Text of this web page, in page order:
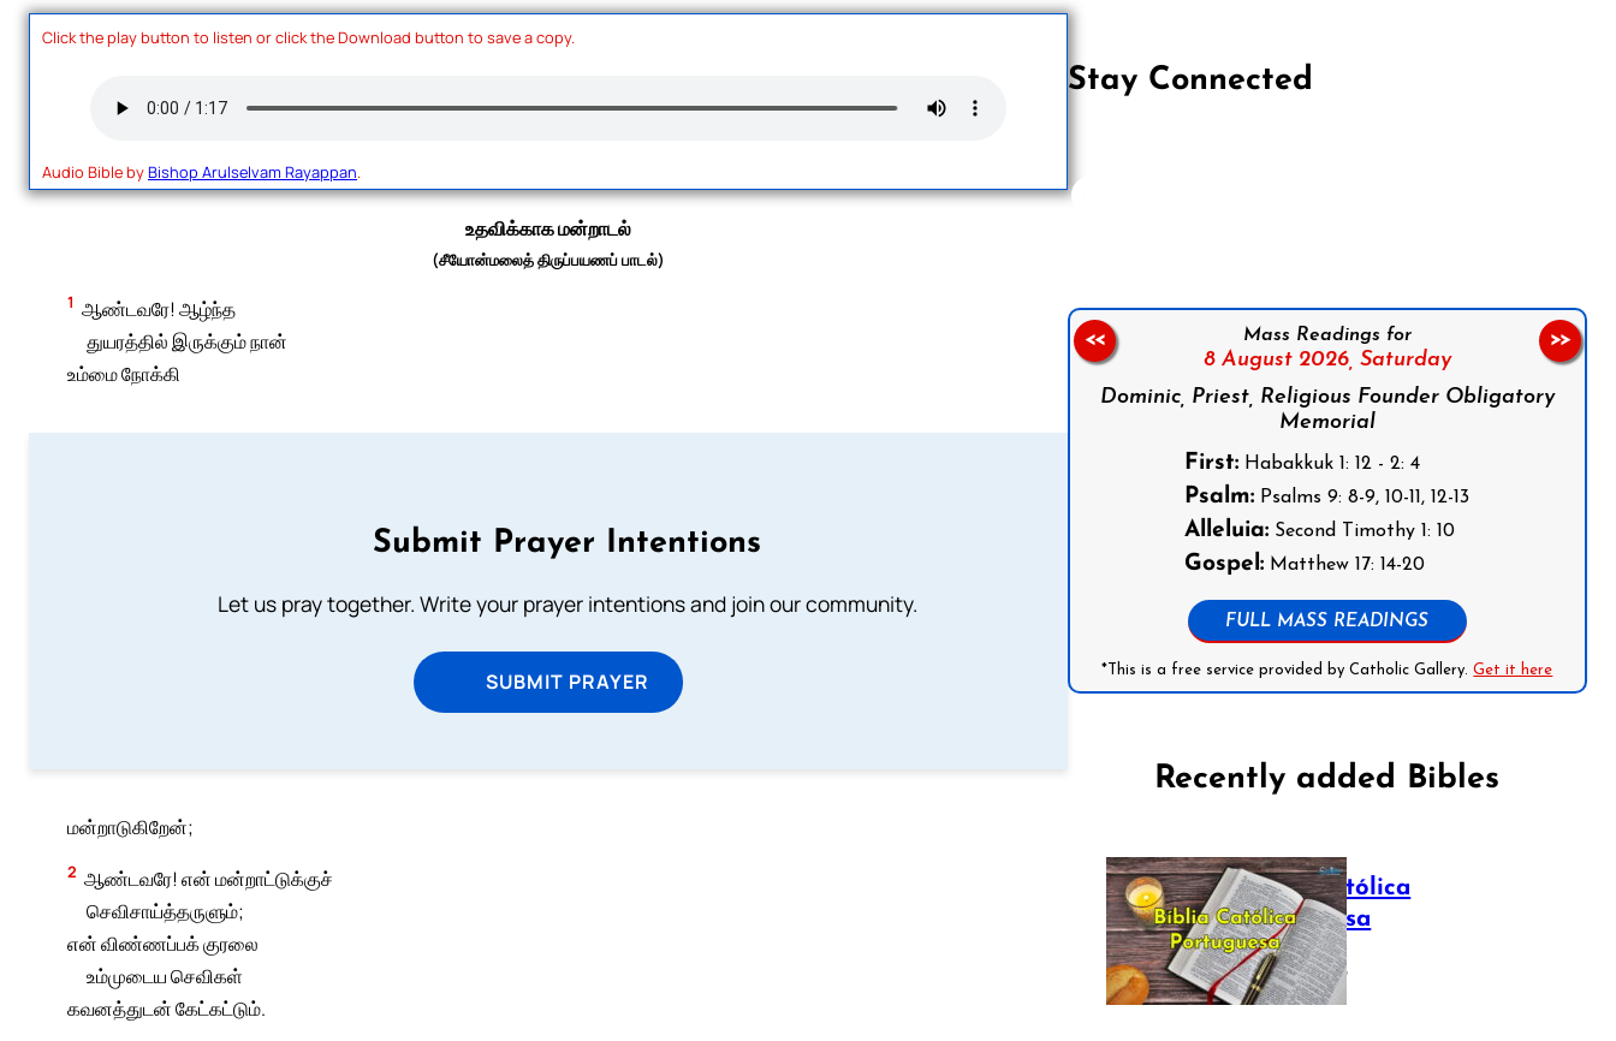
Click the play button to listen or click the Download button to save a copy.
Audio Bible byBishop Arulselvam Rayappan.
உதவிக்காக மன்றாடல்
(சீயோன்மலைத் திருப்பயணப் பாடல்)
1 ஆண்டவரே! ஆழ்ந்த
துயரத்தில் இருக்கும் நான்
உம்மை நோக்கி
Submit Prayer Intentions
Let us pray together. Write your prayer intentions and join our community.
SUBMIT PRAYER
மன்றாடுகிறேன்;
2 ஆண்டவரே! என் மன்றாட்டுக்குச்
செவிசாய்த்தருளும்;
என் விண்ணப்பக் குரலை
உம்முடைய செவிகள்
கவனத்துடன் கேட்கட்டும்.
Stay Connected
Follow us on Facebook
Mass Readings for
8 August 2026, Saturday
Dominic, Priest, Religious Founder Obligatory
Memorial
First: Habakkuk 1: 12 - 2: 4
Psalm: Psalms 9: 8-9, 10-11, 12-13
Alleluia: Second Timothy 1: 10
Gospel: Matthew 17: 14-20
FULL MASS READINGS
*This is a free service provided by Catholic Gallery.Get it here
<< >>
Recently added Bibles
Bíblia Católica
Portuguesa
July 16, 2025